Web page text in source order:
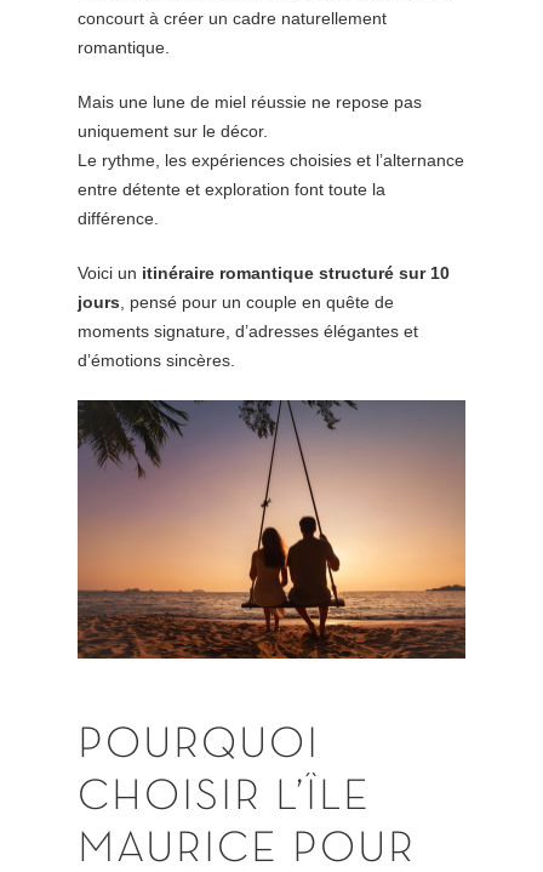
concourt à créer un cadre naturellement
romantique.
Mais une lune de miel réussie ne repose pas
uniquement sur le décor.
Le rythme, les expériences choisies et l’alternance
entre détente et exploration font toute la
différence.
Voici un itinéraire romantique structuré sur 10
jours , pensé pour un couple en quête de
moments signature, d’adresses élégantes et
d’émotions sincères.
POURQUOI
CHOISIR
L’ÎLE
MAURICE
POUR